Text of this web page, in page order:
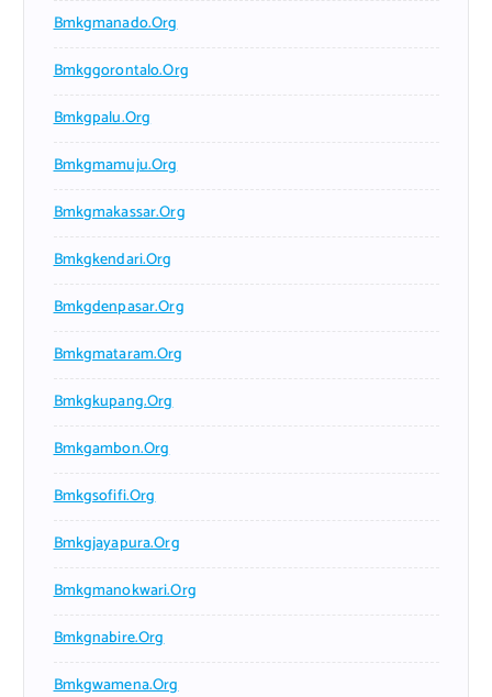
Bmkgmanado.org
Bmkggorontalo.org
Bmkgpalu.org
Bmkgmamuju.org
Bmkgmakassar.org
Bmkgkendari.org
Bmkgdenpasar.org
Bmkgmataram.org
Bmkgkupang.org
Bmkgambon.org
Bmkgsofifi.org
Bmkgjayapura.org
Bmkgmanokwari.org
Bmkgnabire.org
Bmkgwamena.org